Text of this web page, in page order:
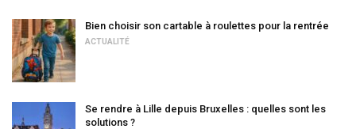
Bien choisir son cartable à roulettes pour la rentrée
ACTUALITÉ
Se rendre à Lille depuis Bruxelles : quelles sont les
solutions ?